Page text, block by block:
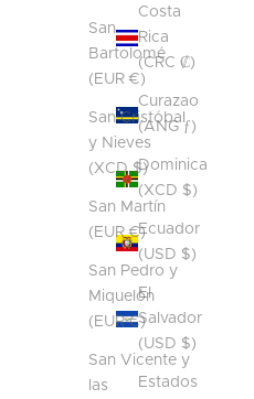
San
Bartolomé
(EUR €)
San Cristóbal
y Nieves
(XCD $)
San Martín
(EUR €)
San Pedro y
Miquelón
(EUR €)
San Vicente y
las
Costa
Rica
(CRC ₡)
Curazao
(ANG ƒ)
Dominica
(XCD $)
Ecuador
(USD $)
El
Salvador
(USD $)
Estados